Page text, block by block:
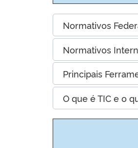
Normativos
Normativos
Principais
O que é TIC e o